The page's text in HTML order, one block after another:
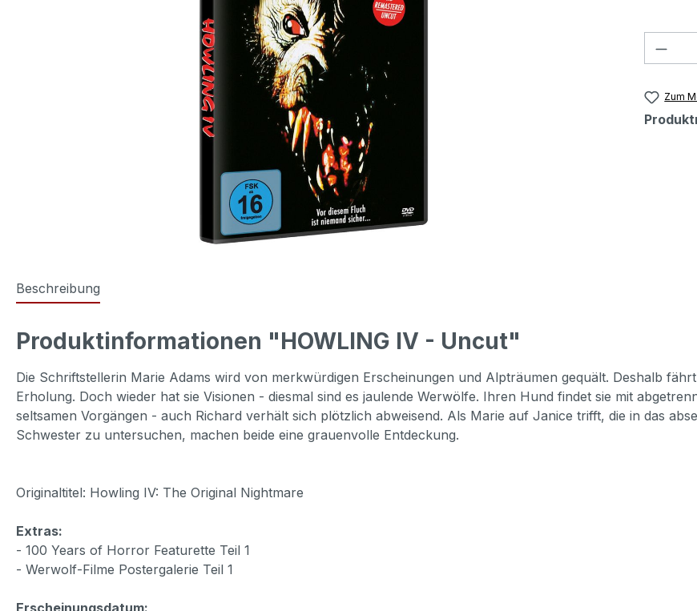
Zum
Beschreibung
Produktinformationen "HOWLING IV - Uncut"
Die Schriftstellerin Marie Adams wird von merkwürdigen Erscheinungen und Alpträumen gequält. Deshalb
Erholung. Doch wieder hat sie Visionen - diesmal sind es jaulende Werwölfe. Ihren Hund findet sie mit
seltsamen Vorgängen - auch Richard verhält sich plötzlich abweisend. Als Marie auf Janice trifft, die in das
Schwester zu untersuchen, machen beide eine grauenvolle Entdeckung.
Originaltitel: Howling IV: The Original Nightmare
Extras:
- 100 Years of Horror Featurette Teil 1
- Werwolf-Filme Postergalerie Teil 1
Erscheinungsdatum: